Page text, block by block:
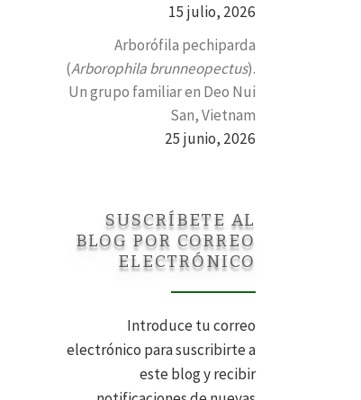
15 julio, 2026
Arborófila pechiparda
(Arborophila brunneopectus).
Un grupo familiar en Deo Nui
San, Vietnam
25 junio, 2026
SUSCRÍBETE AL
BLOG POR CORREO
ELECTRÓNICO
Introduce tu correo
electrónico para suscribirte a
este blog y recibir